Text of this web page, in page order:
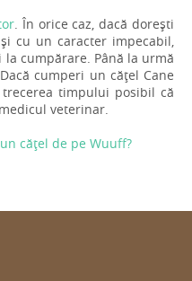
. În orice caz, dacă dorești
cu un caracter impecabil,
cumpărare. Până la urmă
cumperi un cățel Cane
timpului posibil că
veterinar.
cățel de pe Wuuff?